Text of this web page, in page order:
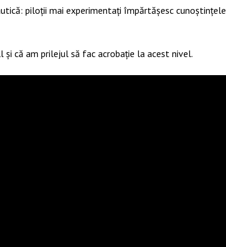
piloții mai experimentați împărtășesc
că am prilejul să fac acrobație la acest nivel.